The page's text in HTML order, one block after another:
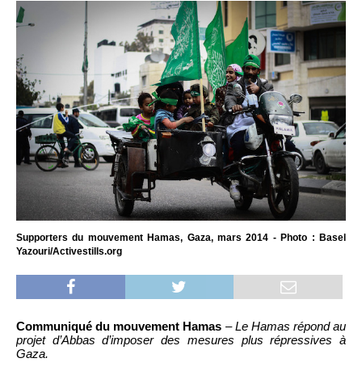
Supporters du mouvement Hamas, Gaza, mars 2014 - Photo : Basel
Yazouri/Activestills.org
Communiqué du mouvement Hamas –Le Hamas répond au
projet d’Abbas d’imposer des mesures plus répressives à
Gaza.